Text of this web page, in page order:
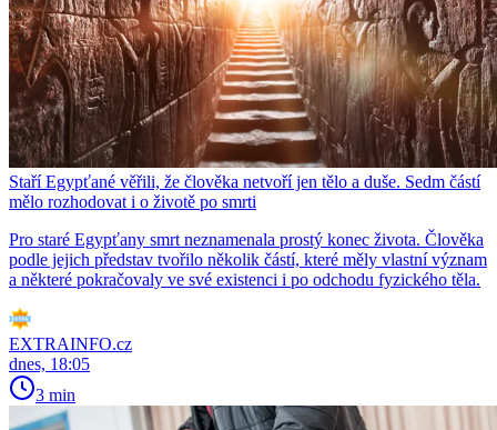
Staří Egypťané věřili, že člověka netvoří jen tělo a duše. Sedm částí
mělo rozhodovat i o životě po smrti
Pro staré Egypťany smrt neznamenala prostý konec života. Člověka
podle jejich představ tvořilo několik částí, které měly vlastní význam
a některé pokračovaly ve své existenci i po odchodu fyzického těla.
EXTRAINFO.cz
dnes, 18:05
3 min